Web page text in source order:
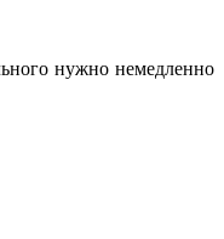
нужно немедленно